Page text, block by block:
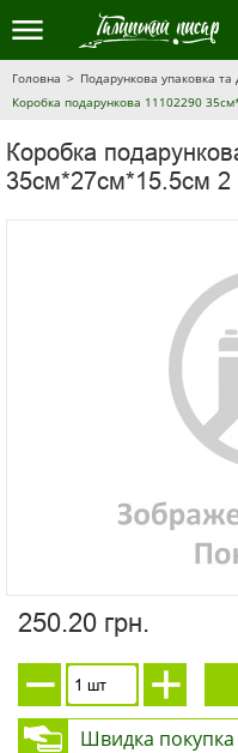
Головна Подарункова упаковка та
Коробка подарункова 11102290
Коробка
35см*27см*15.5см 2
250.20 грн.
Швидка покупка